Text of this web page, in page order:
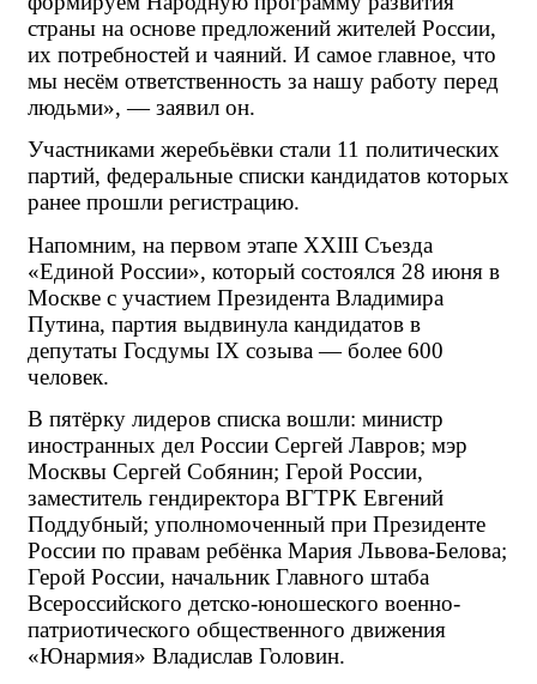
страны на основе предложений жителей России,
их потребностей и чаяний. И самое главное, что
мы несём ответственность за нашу работу перед
людьми», — заявил он.
Участниками жеребьёвки стали 11 политических
партий, федеральные списки кандидатов которых
ранее прошли регистрацию.
Напомним, на первом этапе XXIII Съезда
«Единой России», который состоялся 28 июня в
Москве с участием Президента Владимира
Путина, партия выдвинула кандидатов в
депутаты Госдумы IX созыва — более 600
человек.
В пятёрку лидеров списка вошли: министр
иностранных дел России Сергей Лавров; мэр
Москвы Сергей Собянин; Герой России,
заместитель гендиректора ВГТРК Евгений
Поддубный; уполномоченный при Президенте
России по правам ребёнка Мария Львова-Белова;
Герой России, начальник Главного штаба
Всероссийского детско-юношеского военно-
патриотического общественного движения
«Юнармия» Владислав Головин.